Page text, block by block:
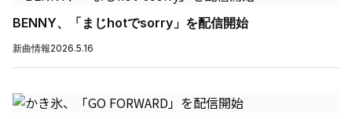
BENNY、「まじhotでsorry」を配信開始
新曲情報2026.5.16